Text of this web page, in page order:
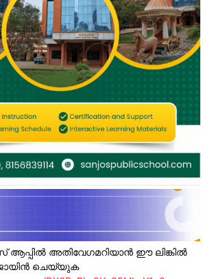
ആപ്പിൽ അതിവേഗമറിയാൻ ഈ ലിങ്കിൽ
ചെയ്യുക